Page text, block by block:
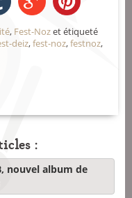
, Fest-Nozet étiqueté
deiz,fest-noz,festnoz,
:
nouvel album de